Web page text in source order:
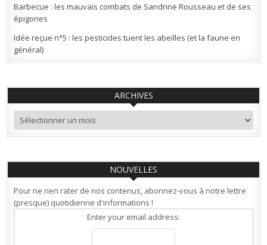
Barbecue : les mauvais combats de Sandrine Rousseau et de ses
épigones
Idée reçue n°5 : les pesticides tuent les abeilles (et la faune en
général)
ARCHIVES
Archives
NOUVELLES
Pour ne rien rater de nos contenus, abonnez-vous à notre lettre
(presque) quotidienne d'informations !
Enter your email address: